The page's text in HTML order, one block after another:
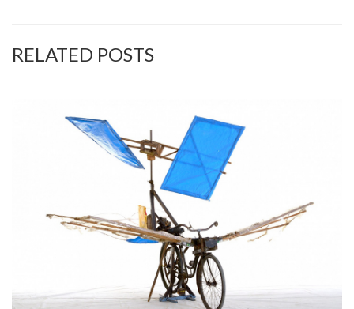
RELATED POSTS